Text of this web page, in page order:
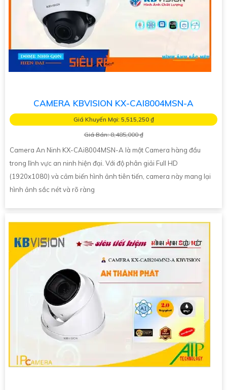
CAMERA KBVISION KX-CAI8004MSN-A
Giá Khuyến Mại: 5,515,250 ₫
Giá Bán: 8,485,000 ₫
Camera An Ninh KX-CAi8004MSN-A là một Camera hàng đầu
trong lĩnh vực an ninh hiện đại. Với độ phân giải Full HD
(1920x1080) và cảm biến hình ảnh tiên tiến, camera này mang lại
hình ảnh sắc nét và rõ ràng